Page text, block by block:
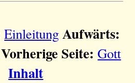
Einleitung Aufwärts:
Vorherige Seite: Gott
Inhalt